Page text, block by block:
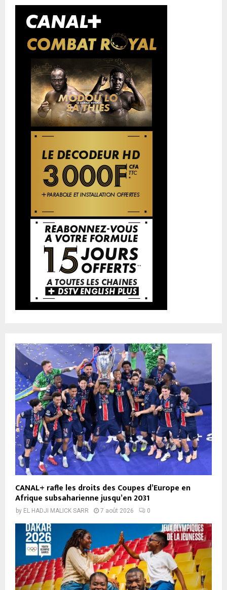
CANAL+ rafle les droits des Coupes d’Europe en
Afrique subsaharienne jusqu’en 2031
by EL HADJI MALICK SARR 7 août 2026 0